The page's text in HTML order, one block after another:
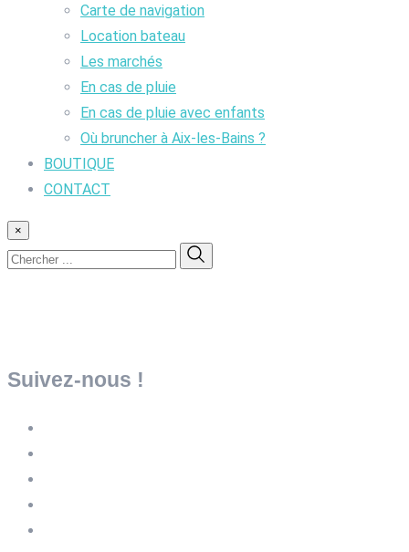
Carte de navigation
Location bateau
Les marchés
En cas de pluie
En cas de pluie avec enfants
Où bruncher à Aix-les-Bains ?
BOUTIQUE
CONTACT
×
Suivez-nous !